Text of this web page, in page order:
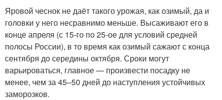
Яровой чеснок не даёт такого урожая, как озимый, да и
головки у него несравнимо меньше. Высаживают его в
конце апреля (с 15-го по 25-ое для условий средней
полосы России), в то время как озимый сажают с конца
сентября до середины октября. Сроки могут
варьироваться, главное — произвести посадку не
менее, чем за 45–50 дней до наступления устойчивых
заморозков.